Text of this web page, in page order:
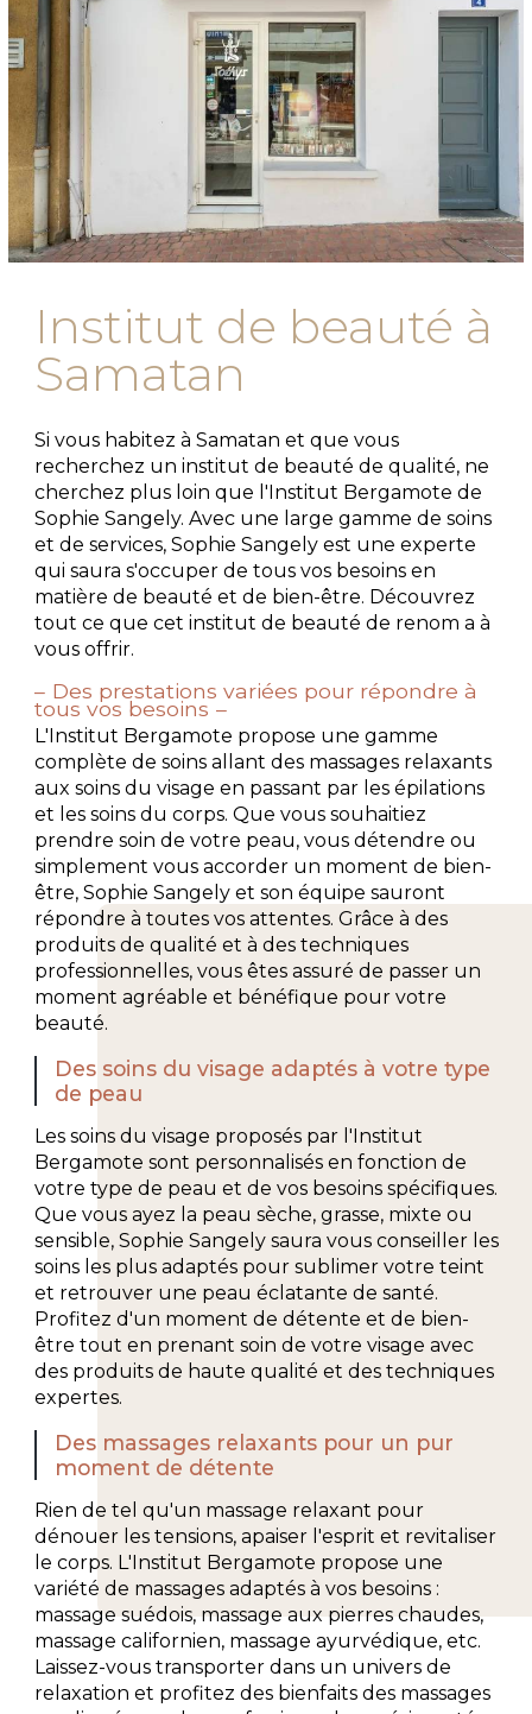
Institut de beauté à
Samatan
Si vous habitez à Samatan et que vous
recherchez un institut de beauté de qualité, ne
cherchez plus loin que l'Institut Bergamote de
Sophie Sangely. Avec une large gamme de soins
et de services, Sophie Sangely est une experte
qui saura s'occuper de tous vos besoins en
matière de beauté et de bien-être. Découvrez
tout ce que cet institut de beauté de renom a à
vous offrir.
Des prestations variées pour répondre à
tous vos besoins
L'Institut Bergamote propose une gamme
complète de soins allant des massages relaxants
aux soins du visage en passant par les épilations
et les soins du corps. Que vous souhaitiez
prendre soin de votre peau, vous détendre ou
simplement vous accorder un moment de bien-
être, Sophie Sangely et son équipe sauront
répondre à toutes vos attentes. Grâce à des
produits de qualité et à des techniques
professionnelles, vous êtes assuré de passer un
moment agréable et bénéfique pour votre
beauté.
Des soins du visage adaptés à votre type
de peau
Les soins du visage proposés par l'Institut
Bergamote sont personnalisés en fonction de
votre type de peau et de vos besoins spécifiques.
Que vous ayez la peau sèche, grasse, mixte ou
sensible, Sophie Sangely saura vous conseiller les
soins les plus adaptés pour sublimer votre teint
et retrouver une peau éclatante de santé.
Profitez d'un moment de détente et de bien-
être tout en prenant soin de votre visage avec
des produits de haute qualité et des techniques
expertes.
Des massages relaxants pour un pur
moment de détente
Rien de tel qu'un massage relaxant pour
dénouer les tensions, apaiser l'esprit et revitaliser
le corps. L'Institut Bergamote propose une
variété de massages adaptés à vos besoins :
massage suédois, massage aux pierres chaudes,
massage californien, massage ayurvédique, etc.
Laissez-vous transporter dans un univers de
relaxation et profitez des bienfaits des massages